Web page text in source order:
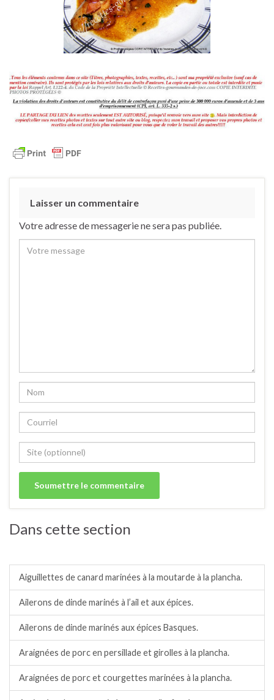
Laisser un commentaire
Votre adresse de messagerie ne sera pas publiée.
Dans cette section
Aiguillettes de canard marinées à la moutarde à la plancha.
Ailerons de dinde marinés à l’ail et aux épices.
Ailerons de dinde marinés aux épices Basques.
Araignées de porc en persillade et girolles à la plancha.
Araignées de porc et courgettes marinées à la plancha.